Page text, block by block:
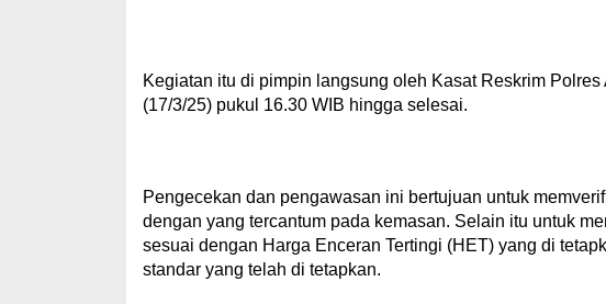
Kegiatan itu di pimpin langsung oleh Kasat Reskrim
(17/3/25) pukul 16.30 WIB hingga selesai.
Pengecekan dan pengawasan ini bertujuan untuk
dengan yang tercantum pada kemasan. Selain itu untuk
sesuai dengan Harga Enceran Tertingi (HET) yang di
standar yang telah di tetapkan.